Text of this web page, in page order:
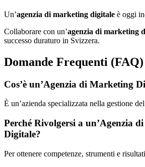
Un’agenzia di marketing digitale è oggi
Collaborare con un’agenzia di marketing
successo duraturo in Svizzera.
Domande Frequenti (FAQ)
Cos’è un’Agenzia di Marketing
È un’azienda specializzata nella gestione
Perché Rivolgersi a un’Agenzia
Digitale?
Per ottenere competenze, strumenti e